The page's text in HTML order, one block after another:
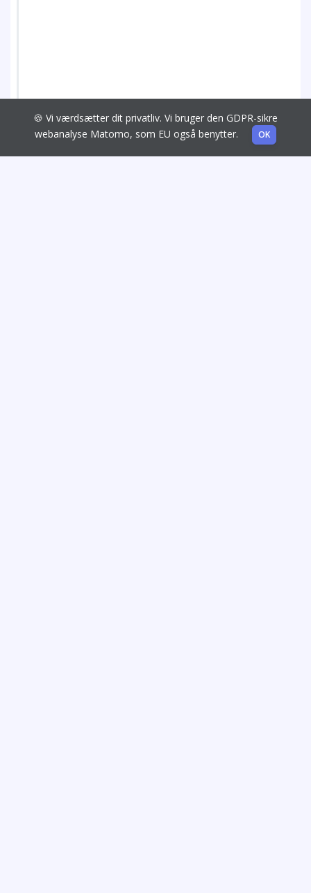
🍪 Vi værdsætter dit privatliv. Vi bruger den GDPR-sikre
webanalyse Matomo, som EU også benytter.
OK